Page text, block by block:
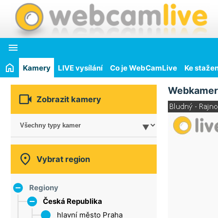

Kamery LIVE vysílání Co je WebCamLive Ke
 Zobrazit kamery
 Vybrat region
Regiony
Česká Republika
hlavní město Praha